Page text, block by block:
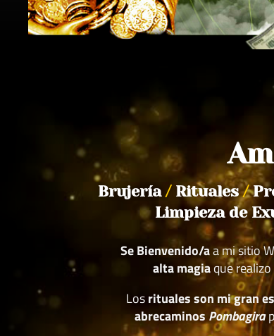
Brujería /Rituales/
Limpieza de
Se Bienvenido/aa mi sitio
alta magiaque realizo
Losrituales son mi gran
abrecaminos Pombagira